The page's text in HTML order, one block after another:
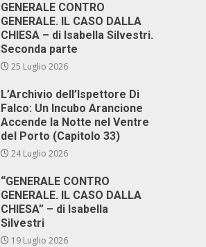
GENERALE CONTRO
GENERALE. IL CASO DALLA
CHIESA – di Isabella Silvestri.
Seconda parte
25 Luglio 2026
L’Archivio dell’Ispettore Di
Falco: Un Incubo Arancione
Accende la Notte nel Ventre
del Porto (Capitolo 33)
24 Luglio 2026
“GENERALE CONTRO
GENERALE. IL CASO DALLA
CHIESA” – di Isabella
Silvestri
19 Luglio 2026